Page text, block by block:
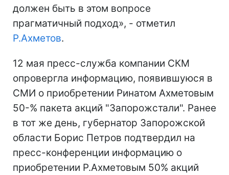
должен быть в этом вопросе
прагматичный подход», - отметил
Р.Ахметов.
12 мая пресс-служба компании СКМ
опровергла информацию, появившуюся в
СМИ о приобретении Ринатом Ахметовым
50-% пакета акций "Запорожстали". Ранее
в тот же день, губернатор Запорожской
области Борис Петров подтвердил на
пресс-конференции информацию о
приобретении Р.Ахметовым 50% акций